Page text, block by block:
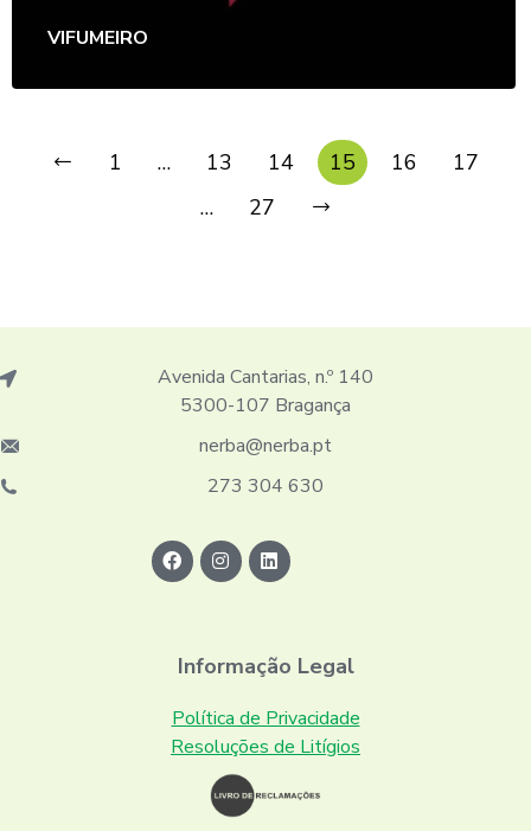
VIFUMEIRO
1 … 13 14 15 16
17
…
27
Avenida Cantarias, n.º 140
5300-107 Bragança
nerba@nerba.pt
273 304 630
Informação Legal
Política de Privacidade
Resoluções de Litígios